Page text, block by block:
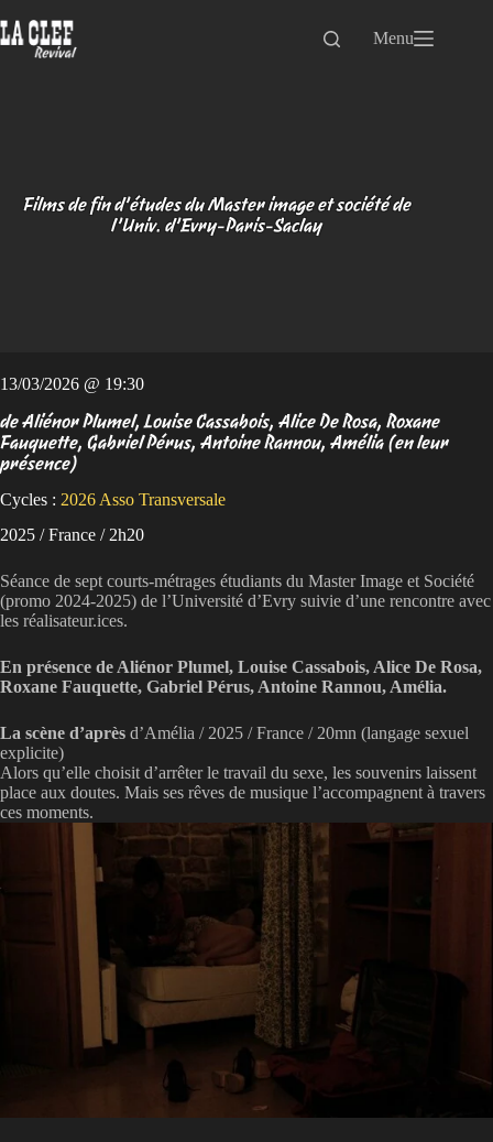
au
contenu
Menu
Films de fin d’études du Master image et société de
l’Univ. d’Evry-Paris-Saclay
13/03/2026 @ 19:30
de Aliénor Plumel, Louise Cassabois, Alice De Rosa, Roxane
Fauquette, Gabriel Pérus, Antoine Rannou, Amélia (en leur
présence)
Cycles : 2026 Asso Transversale
2025 / France / 2h20
Séance de sept courts-métrages étudiants du Master Image et Société
(promo 2024-2025) de l’Université d’Evry suivie d’une rencontre avec
les réalisateur.ices.
En présence de Aliénor Plumel, Louise Cassabois, Alice De Rosa,
Roxane Fauquette, Gabriel Pérus, Antoine Rannou, Amélia.
La scène d’après d’Amélia / 2025 / France / 20mn (langage sexuel
explicite)
Alors qu’elle choisit d’arrêter le travail du sexe, les souvenirs laissent
place aux doutes. Mais ses rêves de musique l’accompagnent à travers
ces moments.